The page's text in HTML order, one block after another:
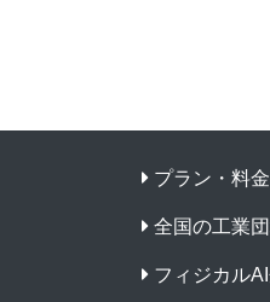
プラン・料金
全国の工業
フィジカル